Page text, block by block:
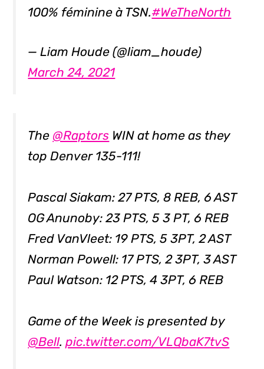
100% féminine à TSN.#WeTheNorth
— Liam Houde (@liam_houde)
March 24, 2021
The @Raptors WIN at home as they
top Denver 135-111!
Pascal Siakam: 27 PTS, 8 REB, 6 AST
OG Anunoby: 23 PTS, 5 3 PT, 6 REB
Fred VanVleet: 19 PTS, 5 3PT, 2 AST
Norman Powell: 17 PTS, 2 3PT, 3 AST
Paul Watson: 12 PTS, 4 3PT, 6 REB
Game of the Week is presented by
@Bell.pic.twitter.com/VLQbaK7tvS